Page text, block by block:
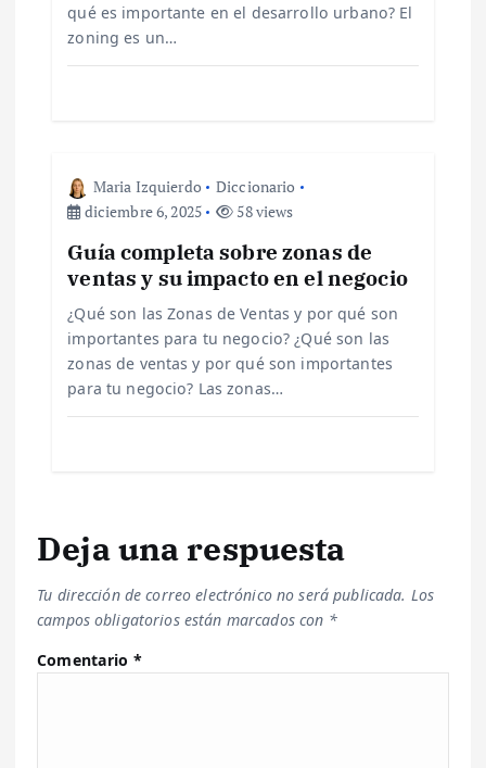
qué es importante en el desarrollo urbano? El
zoning es un…
Maria Izquierdo
Diccionario
diciembre 6, 2025
58 views
Guía completa sobre zonas de
ventas y su impacto en el negocio
¿Qué son las Zonas de Ventas y por qué son
importantes para tu negocio? ¿Qué son las
zonas de ventas y por qué son importantes
para tu negocio? Las zonas…
Deja una respuesta
Tu dirección de correo electrónico no será publicada. Los
campos obligatorios están marcados con *
Comentario *